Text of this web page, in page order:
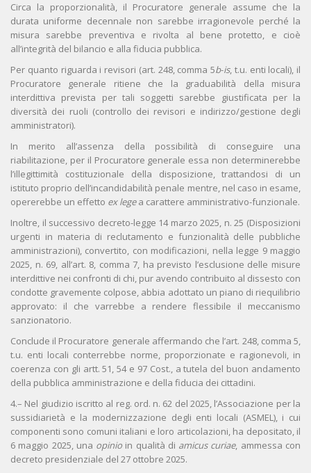
Circa la proporzionalità, il Procuratore generale assume che la
durata uniforme decennale non sarebbe irragionevole perché la
misura sarebbe preventiva e rivolta al bene protetto, e cioè
all’integrità del bilancio e alla fiducia pubblica.
Per quanto riguarda i revisori (art. 248, comma 5b-is, t.u. enti locali), il
Procuratore generale ritiene che la graduabilità della misura
interdittiva prevista per tali soggetti sarebbe giustificata per la
diversità dei ruoli (controllo dei revisori e indirizzo/gestione degli
amministratori).
In merito all’assenza della possibilità di conseguire una
riabilitazione, per il Procuratore generale essa non determinerebbe
l’illegittimità costituzionale della disposizione, trattandosi di un
istituto proprio dell’incandidabilità penale mentre, nel caso in esame,
opererebbe un effetto ex legea carattere amministrativo-funzionale.
Inoltre, il successivo decreto-legge 14 marzo 2025, n. 25 (Disposizioni
urgenti in materia di reclutamento e funzionalità delle pubbliche
amministrazioni), convertito, con modificazioni, nella legge 9 maggio
2025, n. 69, all’art. 8, comma 7, ha previsto l’esclusione delle misure
interdittive nei confronti di chi, pur avendo contribuito al dissesto con
condotte gravemente colpose, abbia adottato un piano di riequilibrio
approvato: il che varrebbe a rendere flessibile il meccanismo
sanzionatorio.
Conclude il Procuratore generale affermando che l’art. 248, comma 5,
t.u. enti locali conterrebbe norme, proporzionate e ragionevoli, in
coerenza con gli artt. 51, 54 e 97 Cost., a tutela del buon andamento
della pubblica amministrazione e della fiducia dei cittadini.
4.– Nel giudizio iscritto al reg. ord. n. 62 del 2025, l’Associazione per la
sussidiarietà e la modernizzazione degli enti locali (ASMEL), i cui
componenti sono comuni italiani e loro articolazioni, ha depositato, il
6 maggio 2025, una opinio in qualità di amicus curiae, ammessa con
decreto presidenziale del 27 ottobre 2025.